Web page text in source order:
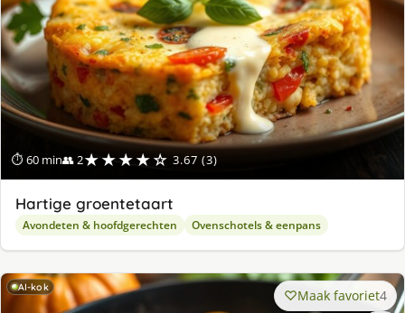
⏱ 60 min👥 2★★★★☆ 3.67 (3)
Hartige groentetaart
Avondeten & hoofdgerechten Ovenschotels & eenpans
AI-kok Maak favoriet4